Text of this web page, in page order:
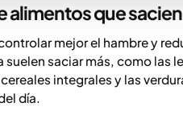
alimentos que sacien
mejor el hambre y
saciar más, como las
integrales y las
día.